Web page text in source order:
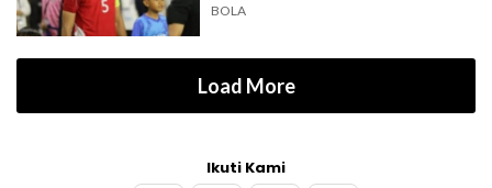
BOLA
Load More
Ikuti Kami